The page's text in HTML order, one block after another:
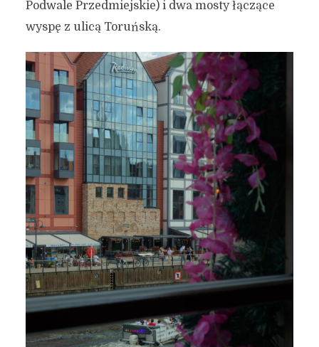
Podwale Przedmiejskie) i dwa mosty łączące
wyspę z ulicą Toruńską.